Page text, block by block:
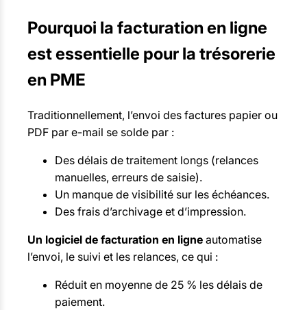
Pourquoi la facturation en ligne
est essentielle pour la trésorerie
en PME
Traditionnellement, l’envoi des factures papier ou
PDF par e-mail se solde par :
Des délais de traitement longs (relances
manuelles, erreurs de saisie).
Un manque de visibilité sur les échéances.
Des frais d’archivage et d’impression.
Un logiciel de facturation en ligne automatise
l’envoi, le suivi et les relances, ce qui :
Réduit en moyenne de 25 % les délais de
paiement.